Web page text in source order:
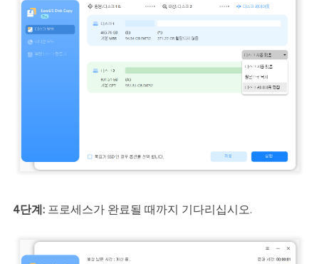
4단계:프로세스가 완료될 때까지 기다리십시오.